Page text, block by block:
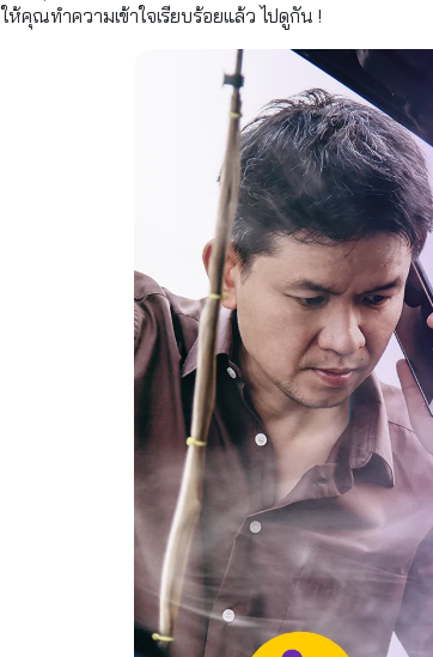
ให้คุณทำความเข้าใจเรียบร้อยแล้ว ไปดูกัน !